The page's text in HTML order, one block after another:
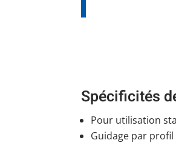
Spécificités
Pour utilisation
Guidage par profil